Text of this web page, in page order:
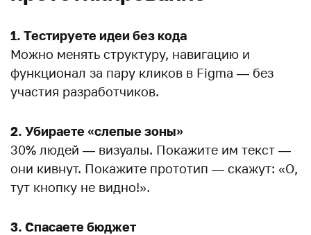
1. Тестируете идеи без кода
Можно менять структуру, навигацию и
функционал за пару кликов в Figma — без
участия разработчиков.
2. Убираете «слепые зоны»
30% людей — визуалы. Покажите им текст —
они кивнут. Покажите прототип — скажут: «О,
тут кнопку не видно!».
3. Спасаете бюджет